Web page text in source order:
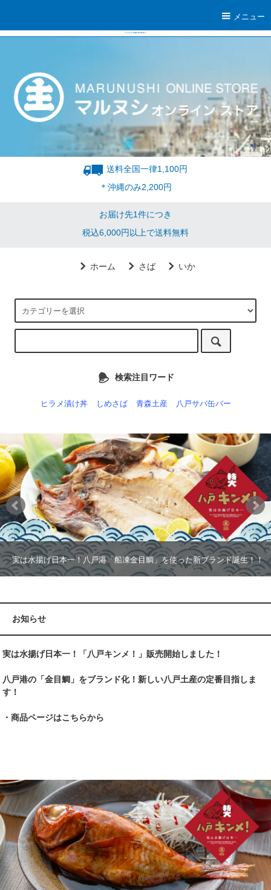
メニュー
送料全国一律1,100円
＊沖縄のみ2,200円
お届け先1件につき
税込6,000円以上で送料無料
ホーム さば いか
検索注目ワード
ヒラメ漬け丼 しめさば 青森土産 八戸サバ缶バー
主原料である「八戸前沖さば」の数年に続く不漁のため、欠品が多くご
迷惑をおかけしておりましたがこの度、産地を変更して再販売する運び
となりました。 この機会にパッケージも一新しての再スタート！新し
い八戸サバ缶バーを、どうぞよろしくお願いいたします！
お知らせ
実は水揚げ日本一！「八戸キンメ！」販売開始しました！
八戸港の「金目鯛」をブランド化！新しい八戸土産の定番目指しま
す！
・商品ページはこちらから